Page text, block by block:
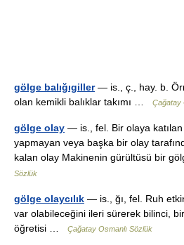
gölge balığıgiller— is., ç., hay. b.
olan kemikli balıklar takımı …
Çağatay
gölge olay — is., fel. Bir olaya
yapmayan veya başka bir olay
kalan olay Makinenin gürültüsü bir
Sözlük
gölge olaycılık — is., ğı, fel. Ruh
var olabileceğini ileri sürerek bilinci,
öğretisi …
Çağatay Osmanlı Sözlük